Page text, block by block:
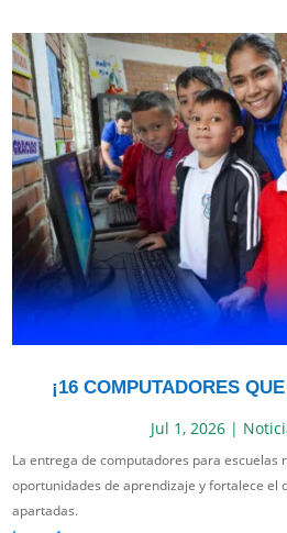
¡16 COMPUTADORES
Jul 1, 2026|
La entrega de computadores para escuelas
oportunidades de aprendizaje y fortalece el
apartadas.